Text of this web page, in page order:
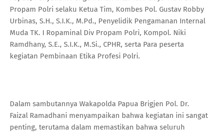
Propam Polri selaku Ketua Tim, Kombes Pol. Gustav Robby
Urbinas, S.H., S.I.K., M.Pd., Penyelidik Pengamanan Internal
Muda TK. I Ropaminal Div Propam Polri, Kompol. Niki
Ramdhany, S.E., S.I.K., M.Si., CPHR, serta Para peserta
kegiatan Pembinaan Etika Profesi Polri.
Dalam sambutannya Wakapolda Papua Brigjen Pol. Dr.
Faizal Ramadhani menyampaikan bahwa kegiatan ini sangat
penting, terutama dalam memastikan bahwa seluruh